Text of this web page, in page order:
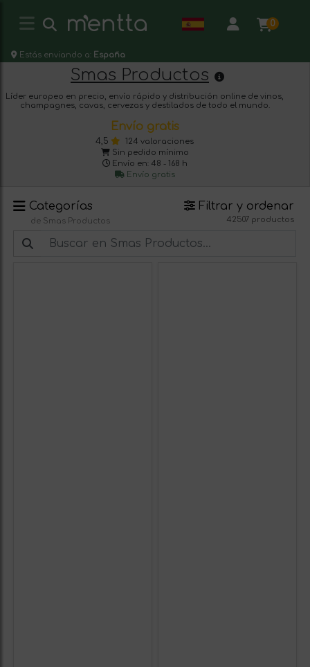
0
Estás enviando a: España
Smas Productos
Líder europeo en precio, envío rápido y distribución online de vinos,
champagnes, cavas, cervezas y destilados de todo el mundo.
Envío gratis
4,5
124 valoraciones
Sin pedido mínimo
Envío en: 48 - 168 h
Envío gratis
Categorías
de Smas Productos
Filtrar y ordenar
42507 productos